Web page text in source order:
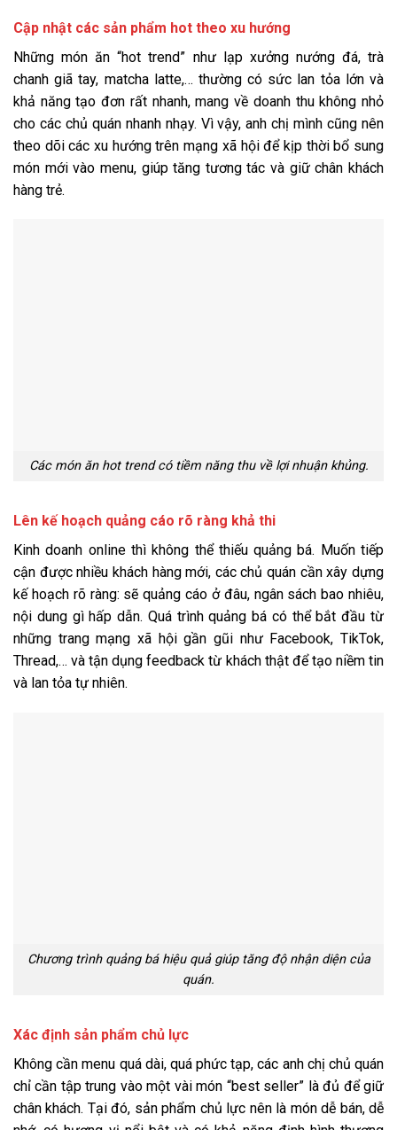
Cập nhật các sản phẩm hot theo xu hướng
Những món ăn “hot trend” như lạp xưởng nướng đá, trà
chanh giã tay, matcha latte,… thường có sức lan tỏa lớn và
khả năng tạo đơn rất nhanh, mang về doanh thu không nhỏ
cho các chủ quán nhanh nhạy. Vì vậy, anh chị mình cũng nên
theo dõi các xu hướng trên mạng xã hội để kịp thời bổ sung
món mới vào menu, giúp tăng tương tác và giữ chân khách
hàng trẻ.
Các món ăn hot trend có tiềm năng thu về lợi nhuận khủng.
Lên kế hoạch quảng cáo rõ ràng khả thi
Kinh doanh online thì không thể thiếu quảng bá. Muốn tiếp
cận được nhiều khách hàng mới, các chủ quán cần xây dựng
kế hoạch rõ ràng: sẽ quảng cáo ở đâu, ngân sách bao nhiêu,
nội dung gì hấp dẫn. Quá trình quảng bá có thể bắt đầu từ
những trang mạng xã hội gần gũi như Facebook, TikTok,
Thread,… và tận dụng feedback từ khách thật để tạo niềm tin
và lan tỏa tự nhiên.
Chương trình quảng bá hiệu quả giúp tăng độ nhận diện của
quán.
Xác định sản phẩm chủ lực
Không cần menu quá dài, quá phức tạp, các anh chị chủ quán
chỉ cần tập trung vào một vài món “best seller” là đủ để giữ
chân khách. Tại đó, sản phẩm chủ lực nên là món dễ bán, dễ